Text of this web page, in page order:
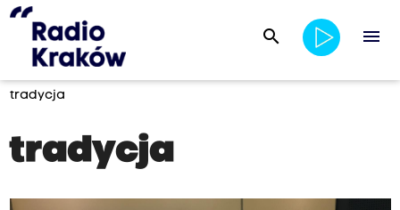
search menu
tradycja
tradycja